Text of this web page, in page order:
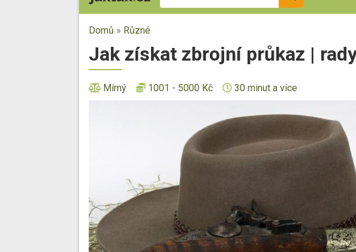
Domů » Různé
Jak získat zbrojní průkaz |
Mírný 1001 - 5000 Kč 30 minut a více